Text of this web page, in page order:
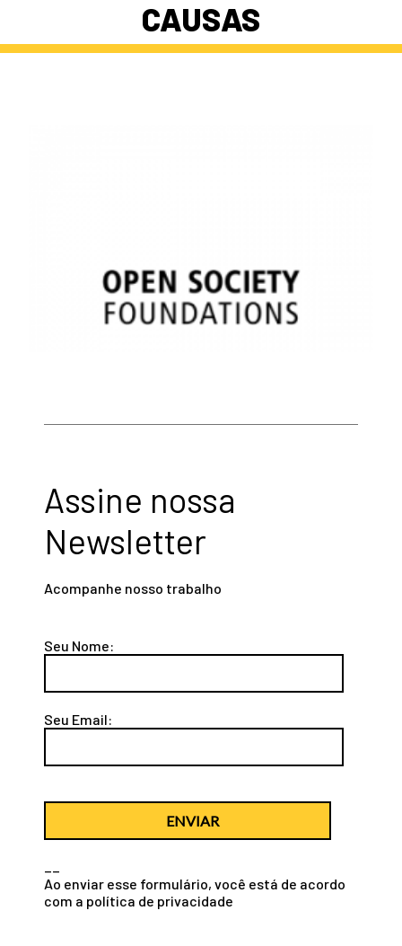
CAUSAS
Assine nossa
Newsletter
Acompanhe nosso trabalho
Seu Nome:
Seu Email:
ENVIAR
Ao enviar esse formulário, você está de acordo
com a política de privacidade